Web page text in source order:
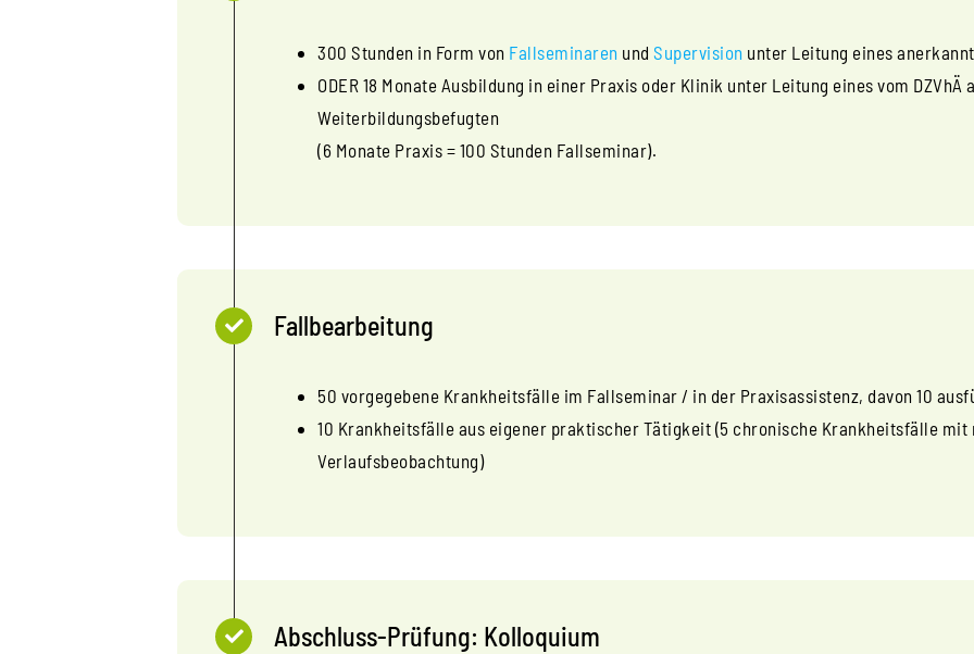
300 Stunden in Form von Fallseminaren undSupervision unter Leitung eines
ODER 18 Monate Ausbildung in einer Praxis oder Klinik unter Leitung eines vom DZVhÄ
Weiterbildungsbefugten
(6 Monate Praxis = 100 Stunden Fallseminar).
Fallbearbeitung
50 vorgegebene Krankheitsfälle im Fallseminar / in der Praxisassistenz, davon 10
10 Krankheitsfälle aus eigener praktischer Tätigkeit (5 chronische Krankheitsfälle
Verlaufsbeobachtung)
Abschluss-Prüfung: Kolloquium